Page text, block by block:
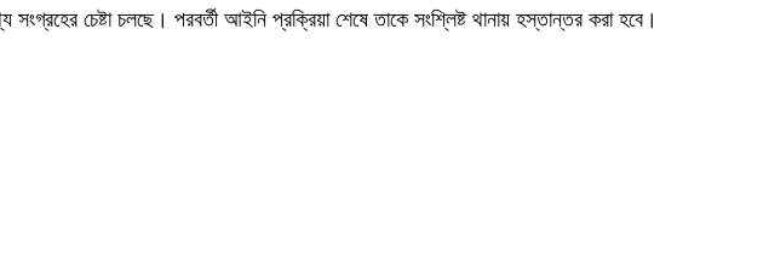
চেষ্টা চলছে। পরবর্তী আইনি প্রক্রিয়া শেষে তাকে সংশ্লিষ্ট থানায় হস্তান্তর করা হবে।